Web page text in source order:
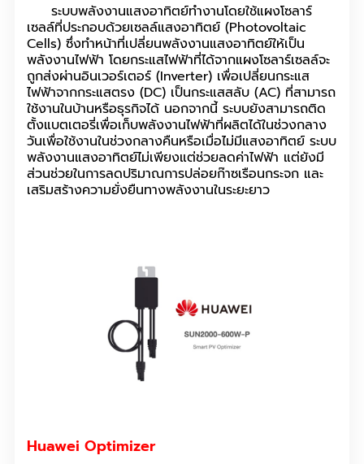
ระบบพลังงานแสงอาทิตย์ทำงานโดยใช้แผงโซลาร์
เซลล์ที่ประกอบด้วยเซลล์แสงอาทิตย์ (Photovoltaic
Cells) ซึ่งทำหน้าที่เปลี่ยนพลังงานแสงอาทิตย์ให้เป็น
พลังงานไฟฟ้า โดยกระแสไฟฟ้าที่ได้จากแผงโซลาร์เซลล์จะ
ถูกส่งผ่านอินเวอร์เตอร์ (Inverter) เพื่อเปลี่ยนกระแส
ไฟฟ้าจากกระแสตรง (DC) เป็นกระแสสลับ (AC) ที่สามารถ
ใช้งานในบ้านหรือธุรกิจได้ นอกจากนี้ ระบบยังสามารถติด
ตั้งแบตเตอรี่เพื่อเก็บพลังงานไฟฟ้าที่ผลิตได้ในช่วงกลาง
วันเพื่อใช้งานในช่วงกลางคืนหรือเมื่อไม่มีแสงอาทิตย์ ระบบ
พลังงานแสงอาทิตย์ไม่เพียงแต่ช่วยลดค่าไฟฟ้า แต่ยังมี
ส่วนช่วยในการลดปริมาณการปล่อยก๊าซเรือนกระจก และ
เสริมสร้างความยั่งยืนทางพลังงานในระยะยาว
Huawei Optimizer